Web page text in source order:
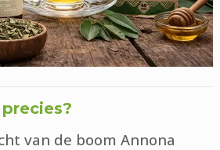
van de boom Annona